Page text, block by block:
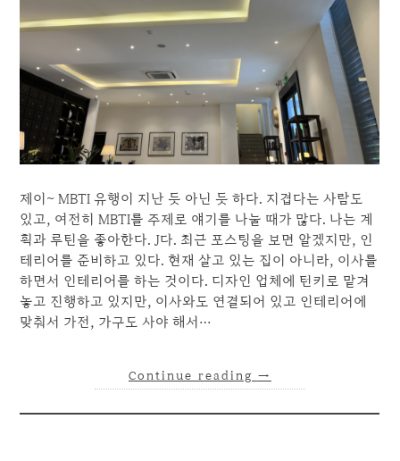
제이~ MBTI 유행이 지난 듯 아닌 듯 하다. 지겹다는 사람도
있고, 여전히 MBTI를 주제로 얘기를 나눌 때가 많다. 나는 계
획과 루틴을 좋아한다. J다. 최근 포스팅을 보면 알겠지만, 인
테리어를 준비하고 있다. 현재 살고 있는 집이 아니라, 이사를
하면서 인테리어를 하는 것이다. 디자인 업체에 턴키로 맡겨
놓고 진행하고 있지만, 이사와도 연결되어 있고 인테리어에
맞춰서 가전, 가구도 사야 해서…
Continue reading →